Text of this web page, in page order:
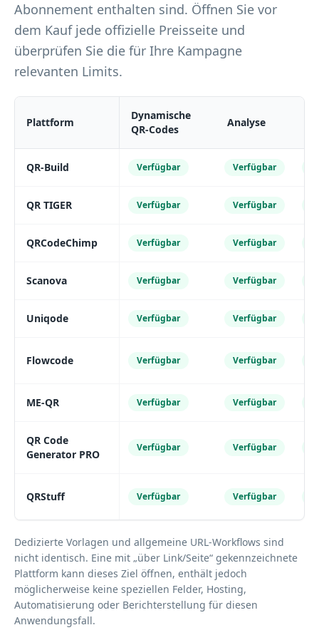
Abonnement enthalten sind. Öffnen Sie vor
dem Kauf jede offizielle Preisseite und
überprüfen Sie die für Ihre Kampagne
relevanten Limits.
Plattform
Dynamische
QR-Codes
Analyse
QR-Build Verfügbar Verfügbar
QR TIGER Verfügbar Verfügbar
QRCodeChimp Verfügbar Verfügbar
Scanova Verfügbar Verfügbar
Uniqode Verfügbar Verfügbar
Flowcode Verfügbar Verfügbar
ME-QR Verfügbar Verfügbar
QR Code
Generator PRO
Verfügbar Verfügbar
QRStuff Verfügbar Verfügbar
Dedizierte Vorlagen und allgemeine URL-Workflows sind
nicht identisch. Eine mit „über Link/Seite“ gekennzeichnete
Plattform kann dieses Ziel öffnen, enthält jedoch
möglicherweise keine speziellen Felder, Hosting,
Automatisierung oder Berichterstellung für diesen
Anwendungsfall.